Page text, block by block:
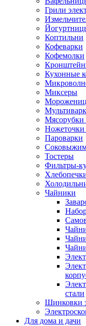
Грили
Коптильни
Кофеварки
Кофемолки
Кухонные
Миксеры
Мясорубки
Ножеточки
Пароварки
Тостеры
Фильтры-
Чайники
стали
Шинковки
Для дома и дачи